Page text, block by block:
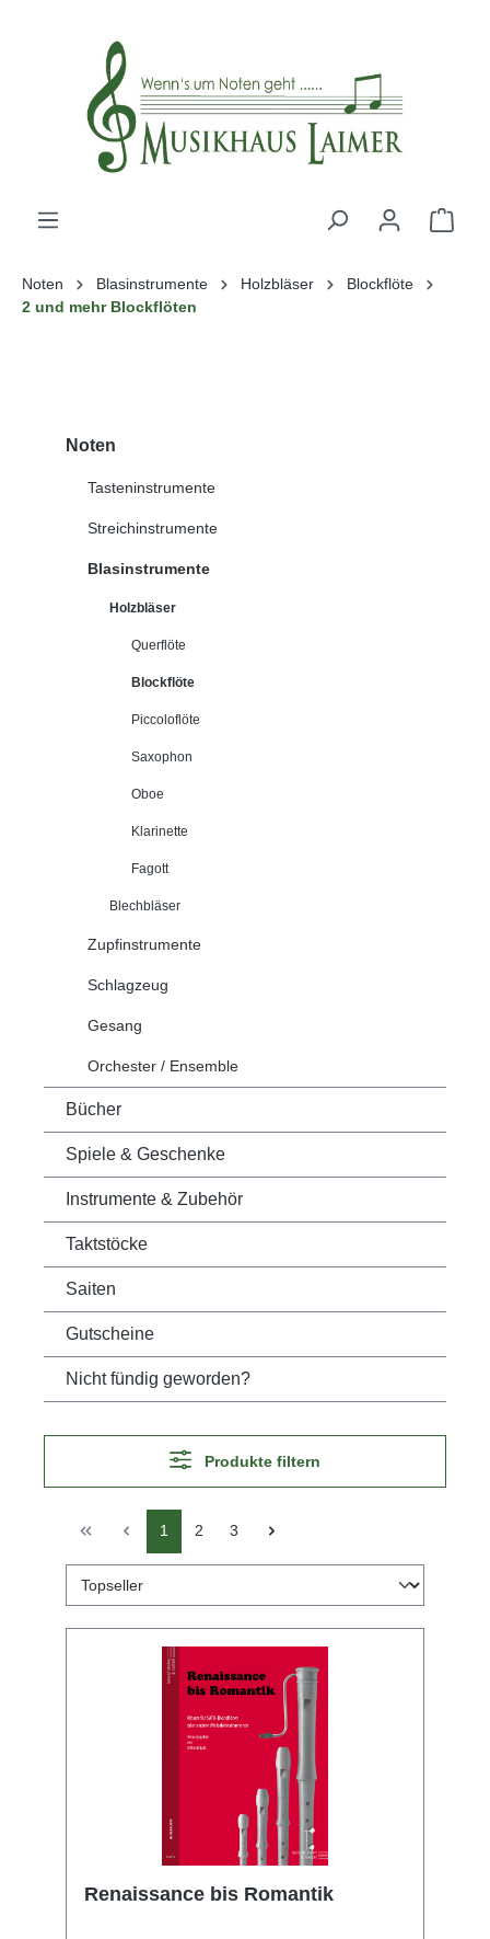
Noten Blasinstrumente Holzbläser
Blockflöte
2 und mehr Blockflöten
Noten
Tasteninstrumente
Streichinstrumente
Blasinstrumente
Holzbläser
Querflöte
Blockflöte
Piccoloflöte
Saxophon
Oboe
Klarinette
Fagott
Blechbläser
Zupfinstrumente
Schlagzeug
Gesang
Orchester / Ensemble
Bücher
Spiele & Geschenke
Instrumente & Zubehör
Taktstöcke
Saiten
Gutscheine
Nicht fündig geworden?
Produkte filtern
1 2 3
Renaissance bis Romantik